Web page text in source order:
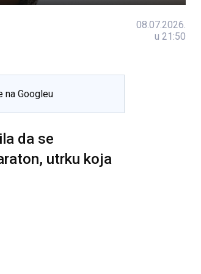
08.07.2026.
u 21:50
na Googleu
da se
utrku koja